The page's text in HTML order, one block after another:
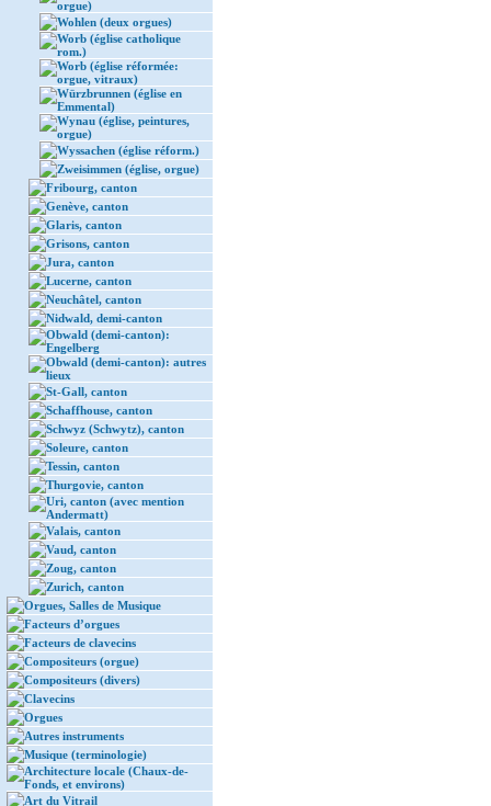
orgue)
Wohlen (deux orgues)
Worb (église catholique
rom.)
Worb (église réformée:
orgue, vitraux)
Würzbrunnen (église en
Emmental)
Wynau (église, peintures,
orgue)
Wyssachen (église réform.)
Zweisimmen (église, orgue)
Fribourg, canton
Genève, canton
Glaris, canton
Grisons, canton
Jura, canton
Lucerne, canton
Neuchâtel, canton
Nidwald, demi-canton
Obwald (demi-canton):
Engelberg
Obwald (demi-canton): autres
lieux
St-Gall, canton
Schaffhouse, canton
Schwyz (Schwytz), canton
Soleure, canton
Tessin, canton
Thurgovie, canton
Uri, canton (avec mention
Andermatt)
Valais, canton
Vaud, canton
Zoug, canton
Zurich, canton
Orgues, Salles de Musique
Facteurs d’orgues
Facteurs de clavecins
Compositeurs (orgue)
Compositeurs (divers)
Clavecins
Orgues
Autres instruments
Musique (terminologie)
Architecture locale (Chaux-de-
Fonds, et environs)
Art du Vitrail